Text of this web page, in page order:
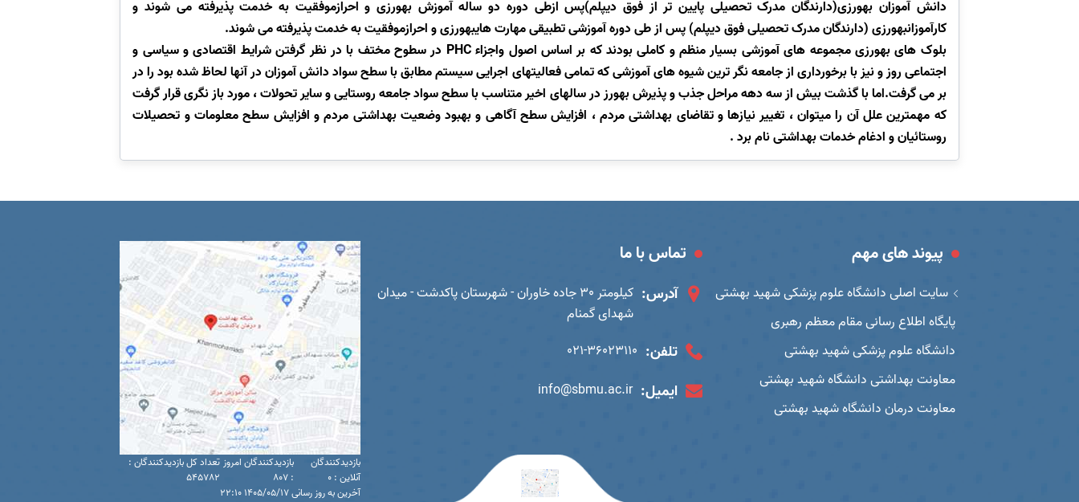
دانش آموزان بهورزی(دارندگان مدرک تحصیلی پایین تر از فوق دیپلم)پس ازطی دوره دو ساله آموزش بهورزی و احرازموفقیت به خدمت پذیرفته می شوند و
کارآموزانبهورزی (دارندگان مدرک تحصیلی فوق دیپلم) پس از طی دوره آموزشی تطبیقی مهارت هایبهورزی و احرازموفقیت به خدمت پذیرفته می شوند.
بلوک های بهورزی مجموعه های آموزشی بسیار منظم و کاملی بودند که بر اساس اصول واجزاءPHC در سطوح مختف با در نظر گرفتن شرایط اقتصادی و سیاسی و
اجتماعی روز و نیز با برخورداری از جامعه نگر ترین شیوه های آموزشی که تمامی فعالیتهای اجرایی سیستم مطابق با سطح سواد دانش آموزان در آنها لحاظ شده بود را در
بر می گرفت.اما با گذشت بیش از سه دهه مراحل جذب و پذیرش بهورز در سالهای اخیر متناسب با سطح سواد جامعه روستایی و سایر تحولات ، مورد باز نگری قرار گرفت
که مهمترین علل آن را میتوان ، تغییر نیازها و تقاضای بهداشتی مردم ، افزایش سطح آگاهی و بهبود وضعیت بهداشتی مردم و افزایش سطح معلومات و تحصیلات
روستائیان و ادغام خدمات بهداشتی نام برد .
پیوند های مهم
سایت اصلی دانشگاه علوم پزشکی شهید بهشتی
پایگاه اطلاع رسانی مقام معظم رهبری
دانشگاه علوم پزشکی شهید بهشتی
معاونت بهداشتی دانشگاه شهید بهشتی
معاونت درمان دانشگاه شهید بهشتی
تماس با ما
آدرس:
کیلومتر 30 جاده خاوران - شهرستان پاکدشت - میدان
شهدای گمنام
تلفن: 021-36023110
ایمیل: info@sbmu.ac.ir
بازدیدکنندگان
آنلاین : 0
بازدیدکنندگان امروز
: 807
تعداد کل بازدیدکنندگان :
545782
آخرین به روز رسانی 1405/05/17 22:10